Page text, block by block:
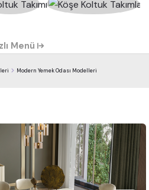
Menü
Modern Yemek Odası Modelleri